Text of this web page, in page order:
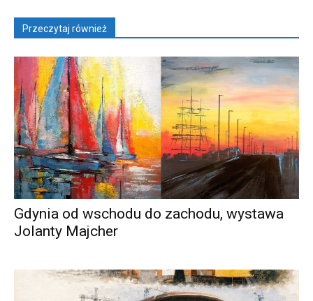
Przeczytaj również
Gdynia od wschodu do zachodu, wystawa
Jolanty Majcher